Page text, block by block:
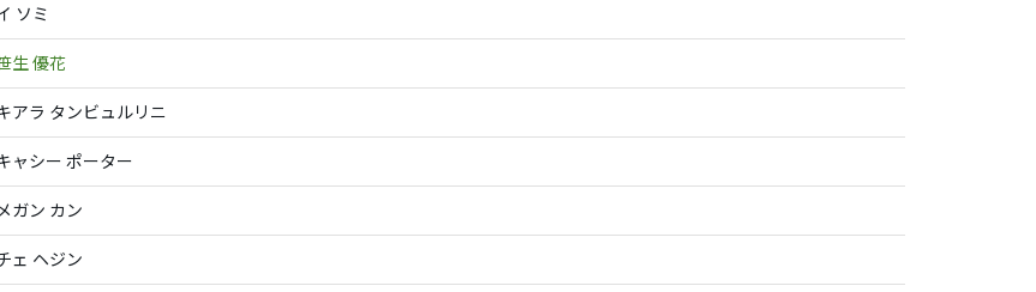
ソミ
生 優花
アラ タンビュルリニ
ャシー ポーター
ガン カン
ェ ヘジン